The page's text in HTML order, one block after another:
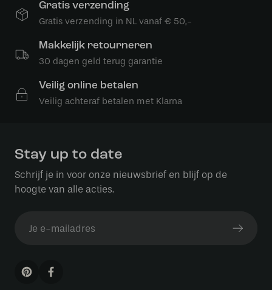
Gratis verzending
Gratis verzending in NL vanaf € 50,-
Makkelijk retourneren
30 dagen geld terug garantie
Veilig online betalen
Veilig achteraf betalen met Klarna
Stay up to date
Schrijf je in voor onze nieuwsbrief en blijf op de
hoogte van alle acties.